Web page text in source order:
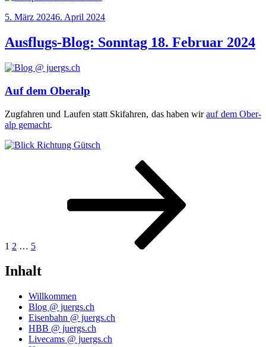
Veröffentlicht
5. März 20246. April 2024
Ausflugs-Blog: Sonntag 18. Februar 2024
Auf dem Oberalp
Zug­fah­ren und Lau­fen statt Ski­fah­ren, das haben wirauf dem Ober­
alp gemacht.
1 2 … 5
Inhalt
Willkommen
Blog @ juergs.ch
Eisenbahn @ juergs.ch
HBB @ juergs.ch
Livecams @ juergs.ch